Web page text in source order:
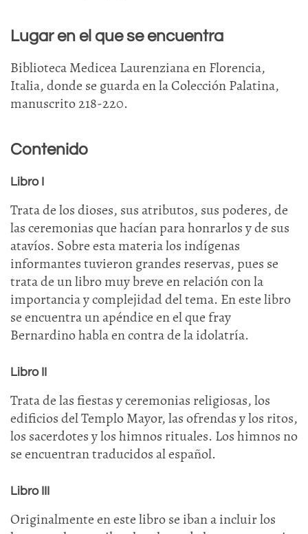
Lugar en el que se encuentra
Biblioteca Medicea Laurenziana en Florencia,
Italia, donde se guarda en la Colección Palatina,
manuscrito 218-220.
Contenido
Libro I
Trata de los dioses, sus atributos, sus poderes, de
las ceremonias que hacían para honrarlos y de sus
atavíos. Sobre esta materia los indígenas
informantes tuvieron grandes reservas, pues se
trata de un libro muy breve en relación con la
importancia y complejidad del tema. En este libro
se encuentra un apéndice en el que fray
Bernardino habla en contra de la idolatría.
Libro II
Trata de las fiestas y ceremonias religiosas, los
edificios del Templo Mayor, las ofrendas y los ritos,
los sacerdotes y los himnos rituales. Los himnos no
se encuentran traducidos al español.
Libro III
Originalmente en este libro se iban a incluir los